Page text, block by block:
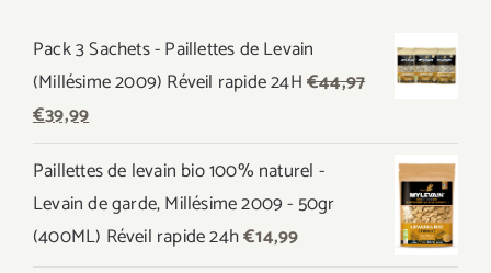
Pack 3 Sachets - Paillettes de Levain
(Millésime 2009) Réveil rapide 24H€44,97
Le
initial
était :
€44,97.
€39,99Le
actuel
est :
€39,99.
Paillettes de levain bio 100% naturel -
Levain de garde, Millésime 2009 - 50gr
(400ML) Réveil rapide 24h€14,99